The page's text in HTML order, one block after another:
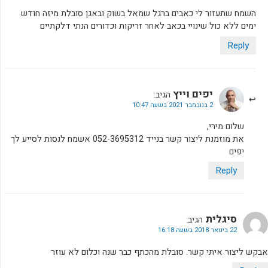
השמח שתעזור לי כאבים ברגל שמאל בשוק ובאגן סובלת מיזה חודש
ימים ללא כול שינויי בכאב לאחר זריקות וכדורים הנתי דלקתיים
Reply
יפים וייץ הגיב:
2 בנובמבר 2021 בשעה 10:47
שלום מירי,
את מוזמנת ליצור קשר בנייד 052-3695312 אשמח לנסות לסייע לך
יפים
Reply
סיגלית הגיב:
22 בינואר 2018 בשעה 16:18
אבקש ליצור איתי קשר. סובלת מהכתף כבר שנה וכלום לא עוזר